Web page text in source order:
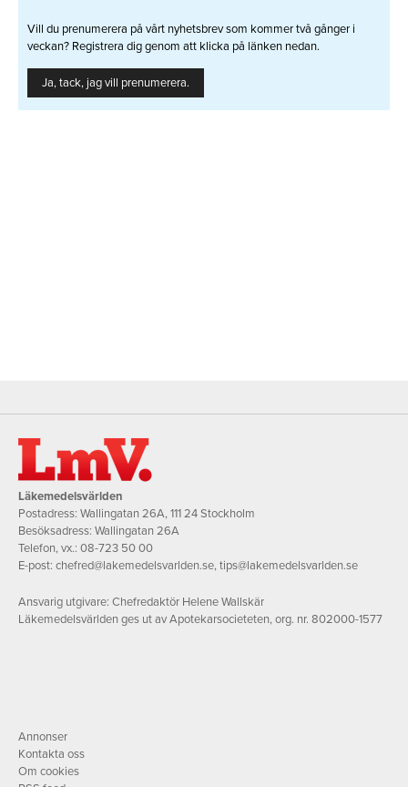
Vill du prenumerera på vårt nyhetsbrev som kommer två gånger i
veckan? Registrera dig genom att klicka på länken nedan.
Ja, tack, jag vill prenumerera.
Läkemedelsvärlden
Postadress: Wallingatan 26A, 111 24 Stockholm
Besöksadress: Wallingatan 26A
Telefon, vx.: 08-723 50 00
E-post: chefred@lakemedelsvarlden.se,tips@lakemedelsvarlden.se
Ansvarig utgivare: Chefredaktör Helene Wallskär
Läkemedelsvärlden ges ut av Apotekarsocieteten, org. nr. 802000-1577
Annonser
Kontakta oss
Om cookies